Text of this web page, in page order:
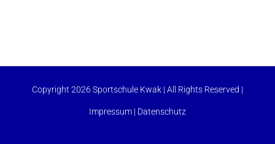
Copyright 2026 Sportschule Kwak | All Rights Reserved |
Impressum | Datenschutz